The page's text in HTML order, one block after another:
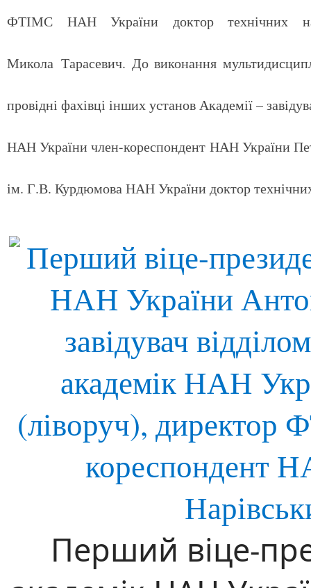
ФТІМС НАН України доктор технічних
Микола Тарасевич. До виконання
провідні фахівці інших установ Академії –
НАН України член-кореспондент НАН України
ім. Г.В. Курдюмова НАН України доктор
Перший віце-